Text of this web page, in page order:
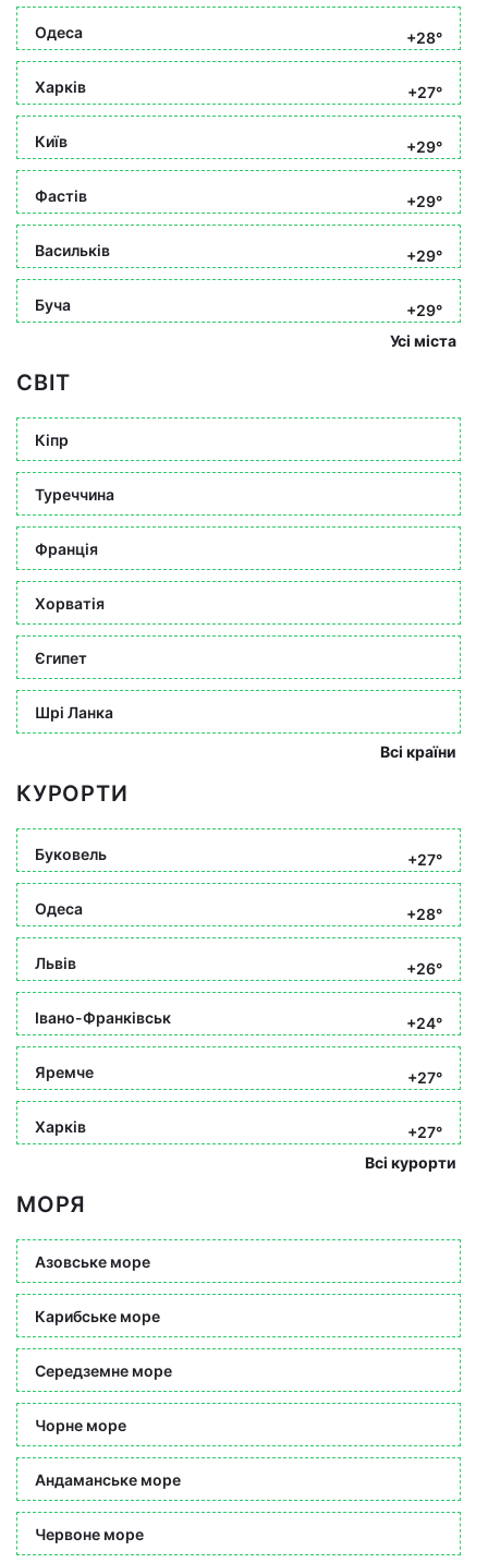
Одеса +28°
Харків +27°
Київ +29°
Фастів +29°
Васильків +29°
Буча
+29°
Усі міста
СВІТ
Кіпр
Туреччина
Франція
Хорватія
Єгипет
Шрі Ланка
Всі країни
КУРОРТИ
Буковель +27°
Одеса +28°
Львів +26°
Івано-Франківськ +24°
Яремче +27°
Харків
+27°
Всі курорти
МОРЯ
Азовське море
Карибське море
Середземне море
Чорне море
Андаманське море
Червоне море